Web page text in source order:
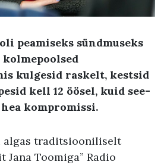
peamiseks sündmuseks
kulgesid raskelt, kestsid
kell 12 öösel, kuid see-
kompromissi.
algas traditsiooniliselt
Jana Toomiga” Radio